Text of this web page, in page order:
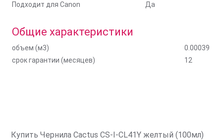
Подходит для Canon
Да
Общие характеристики
объем (м3)
0.00039
срок гарантии (месяцев)
12
Купить Чернила Cactus CS-I-CL41Y желтый (100мл)